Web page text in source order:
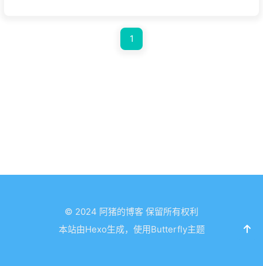
1
© 2024 阿猪的博客 保留所有权利
本站由Hexo生成，使用Butterfly主题